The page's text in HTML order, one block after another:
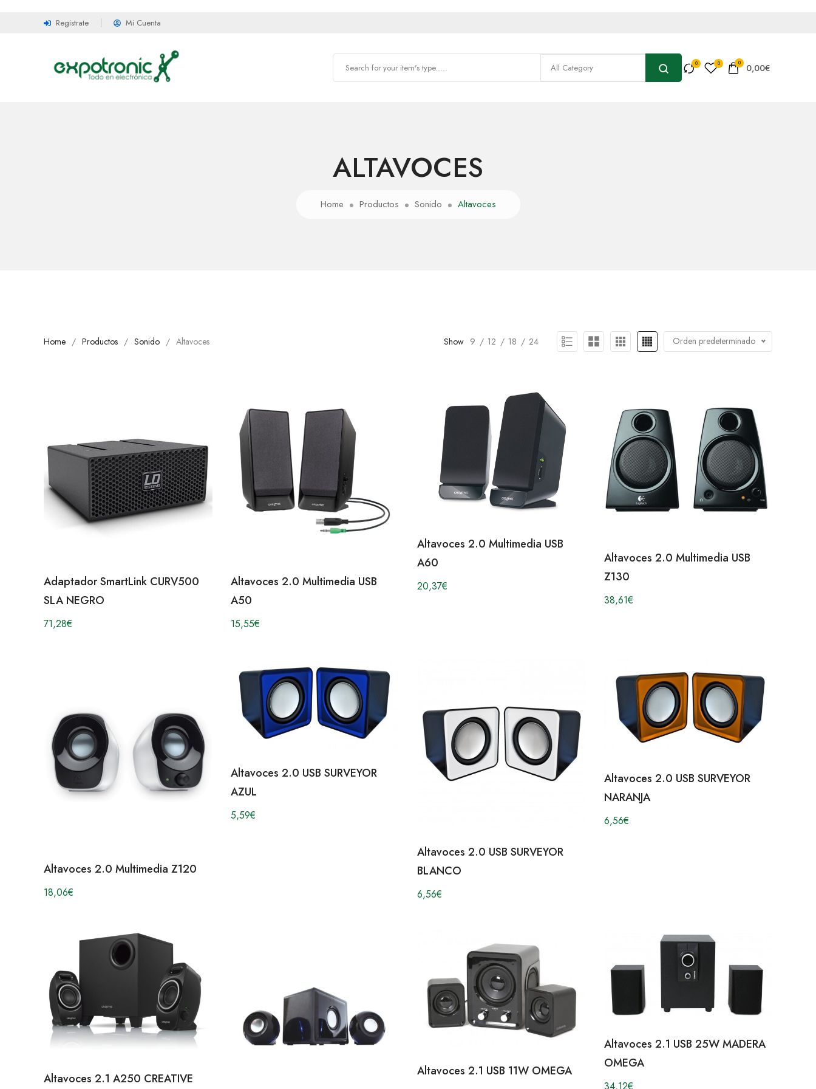
Registrate Mi Cuenta
0 0,00€
ALTAVOCES
Home Productos Sonido Altavoces
Home Productos Sonido Altavoces Show 9 12 18 24 Orden predeterminado
Adaptador SmartLink CURV500
SLA NEGRO
71,28€
Altavoces 2.0 Multimedia USB
A50
15,55€
Altavoces 2.0 Multimedia USB
A60
20,37€
Altavoces 2.0 Multimedia USB
Z130
38,61€
Altavoces 2.0 Multimedia Z120
18,06€
Altavoces 2.0 USB SURVEYOR
AZUL
5,59€
Altavoces 2.0 USB SURVEYOR
BLANCO
6,56€
Altavoces 2.0 USB SURVEYOR
NARANJA
6,56€
Altavoces 2.1 A250 CREATIVE Altavoces 2.1 USB 11W OMEGA
Altavoces 2.1 USB 25W MADERA
OMEGA
34,12€